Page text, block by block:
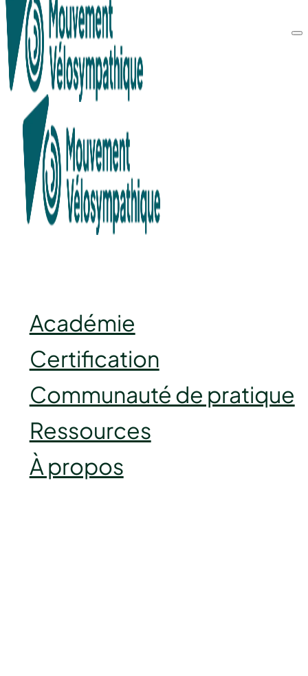
Recherche en cours...
Académie
Certification
Communauté de pratique
Ressources
À propos